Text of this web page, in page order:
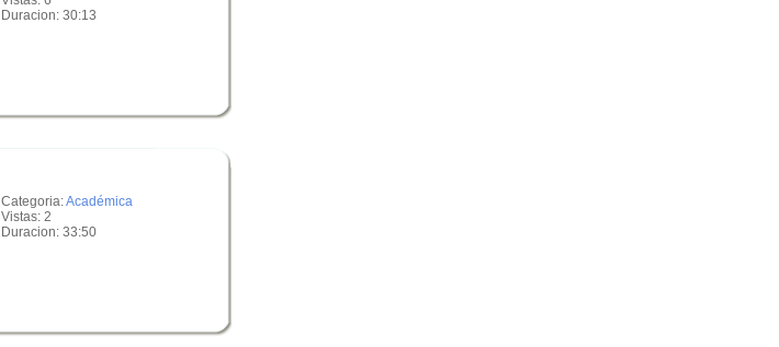
Duracion: 30:13
Categoria:Académica
Vistas: 2
Duracion: 33:50